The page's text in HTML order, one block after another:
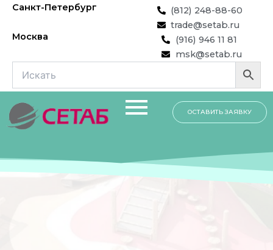
Перейти
содержимому
Санкт-Петербург
(812) 248-88-60
trade@setab.ru
Москва
(916) 946 11 81
msk@setab.ru
ОСТАВИТЬ ЗАЯВКУ